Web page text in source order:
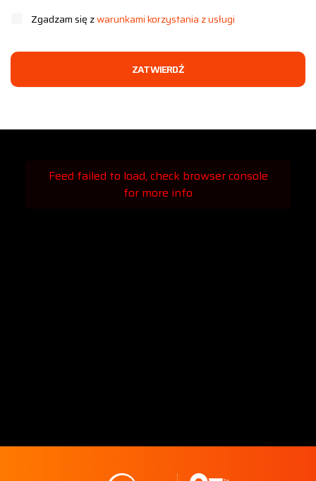
Zgadzam się zwarunkami korzystania z usługi
ZATWIERDŹ
Feed failed to load, check browser console
for more info